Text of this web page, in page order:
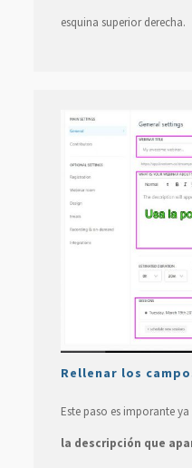
esquina superior derecha.
Rellenar los
Este paso es imporante
la descripción que